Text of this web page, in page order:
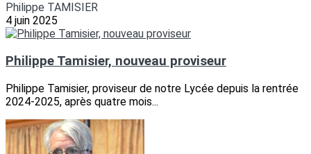
Philippe TAMISIER
4 juin 2025
Philippe Tamisier, nouveau proviseur
Philippe Tamisier, proviseur de notre Lycée depuis la rentrée
2024-2025, après quatre mois...